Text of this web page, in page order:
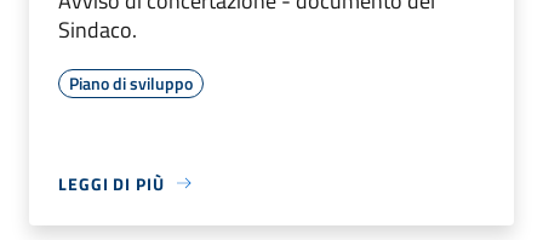
Sindaco.
Piano di sviluppo
LEGGI DI PIÙ